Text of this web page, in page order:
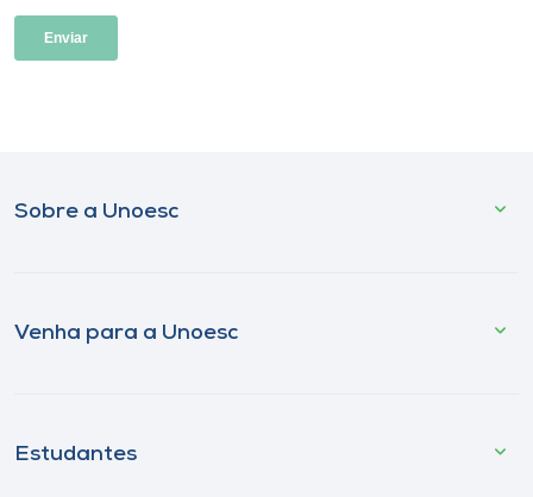
Sobre a Unoesc
Venha para a Unoesc
Estudantes